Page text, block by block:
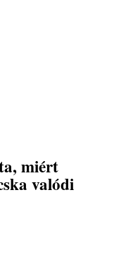
miért
valódi